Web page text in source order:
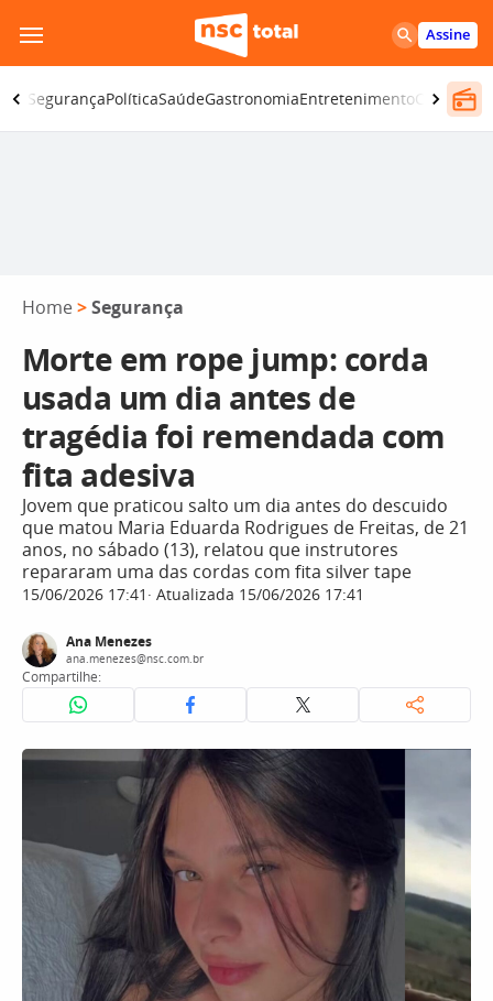
para
o
conteúdo
Assine
SegurançaPolíticaSaúdeGastronomiaEntretenimentoCBN
Home >Segurança
Morte em rope jump: corda
usada um dia antes de
tragédia foi remendada com
fita adesiva
Jovem que praticou salto um dia antes do descuido
que matou Maria Eduarda Rodrigues de Freitas, de 21
anos, no sábado (13), relatou que instrutores
repararam uma das cordas com fita silver tape
15/06/2026 17:41 Atualizada 15/06/2026 17:41
Ana Menezes
ana.menezes@nsc.com.br
Compartilhe: